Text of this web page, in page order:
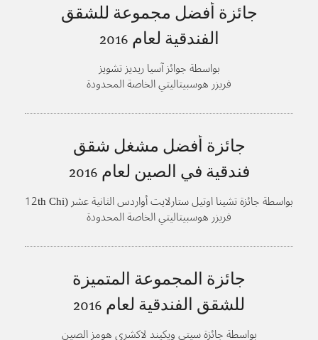
جائزة أفضل مجموعة للشقق
الفندقية لعام2016
بواسطة جوائز آسيا ريديز تشويز
فريزر هوسبيتاليتي الخاصة المحدودة
جائزة أفضل مشغل شقق
فندقية في الصين لعام2016
بواسطة جائزة تشينا اوتيل ستارلايت أواردس الثانية عشر (12th Chi
na Hotel Starlight Awards)، منتدى فندق مركز آسيا
فريزر هوسبيتاليتي الخاصة المحدودة
جائزة المجموعة المتميزة
للشقق الفندقية لعام2016
بواسطة جائزة سيتي ويكيند لاكشري هومز الصين